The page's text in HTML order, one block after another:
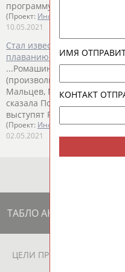
программу). В прыжках в
(Проект: Информационное
10.05.2021
Стал известен состав
плаванию на чемпионат
...Ромашина и
(произвольная программа),
Мальцев, Майя
сказала Покровская. В
выступят Ромашина,...
(Проект: Информационное
02.05.2021
ТАБЛО АКТИВНОСТИ
ЦЕЛИ ПРОЕКТА
ИМЯ
КОНТАКТ